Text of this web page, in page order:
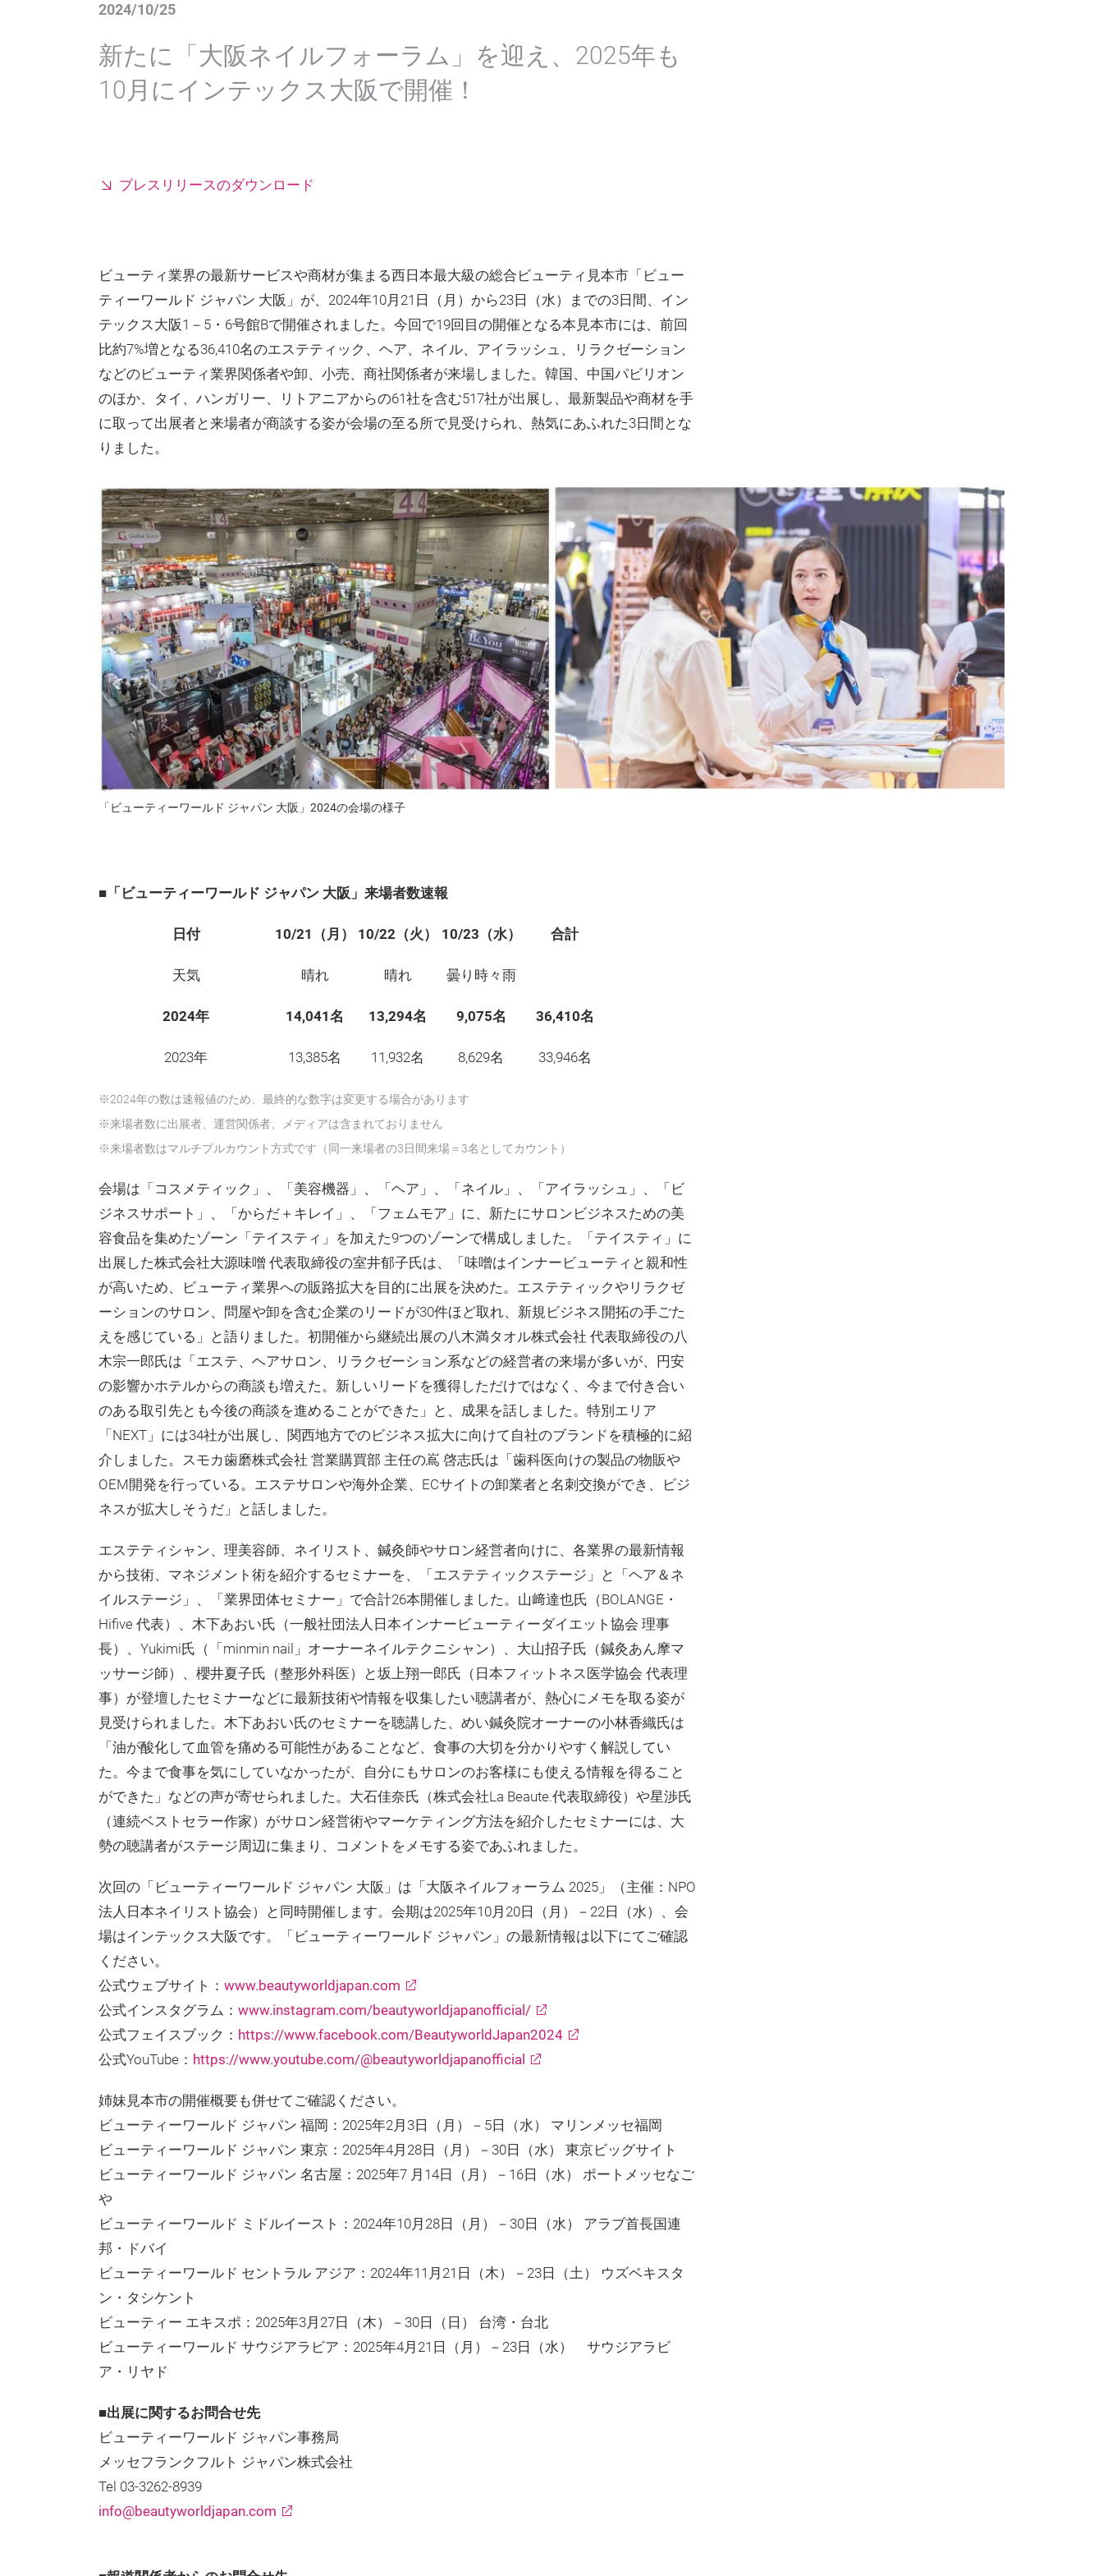
2024/10/25
新たに「大阪ネイルフォーラム」を迎え、2025年も
10月にインテックス大阪で開催！
プレスリリースのダウンロード
ビューティ業界の最新サービスや商材が集まる西日本最大級の総合ビューティ見本市「ビュー
ティーワールド ジャパン 大阪」が、2024年10月21日（月）から23日（水）までの3日間、イン
テックス大阪1－5・6号館Bで開催されました。今回で19回目の開催となる本見本市には、前回
比約7%増となる36,410名のエステティック、ヘア、ネイル、アイラッシュ、リラクゼーション
などのビューティ業界関係者や卸、小売、商社関係者が来場しました。韓国、中国パビリオン
のほか、タイ、ハンガリー、リトアニアからの61社を含む517社が出展し、最新製品や商材を手
に取って出展者と来場者が商談する姿が会場の至る所で見受けられ、熱気にあふれた3日間とな
りました。
「ビューティーワールド ジャパン 大阪」2024の会場の様子
■「ビューティーワールド ジャパン 大阪」来場者数速報
日付 10/21（月） 10/22（火） 10/23（水） 合計
天気 晴れ 晴れ 曇り時々雨
2024年 14,041名 13,294名 9,075名 36,410名
2023年 13,385名 11,932名 8,629名 33,946名
※2024年の数は速報値のため、最終的な数字は変更する場合があります
※来場者数に出展者、運営関係者、メディアは含まれておりません
※来場者数はマルチプルカウント方式です（同一来場者の3日間来場＝3名としてカウント）
会場は「コスメティック」、「美容機器」、「ヘア」、「ネイル」、「アイラッシュ」、「ビ
ジネスサポート」、「からだ＋キレイ」、「フェムモア」に、新たにサロンビジネスための美
容食品を集めたゾーン「テイスティ」を加えた9つのゾーンで構成しました。「テイスティ」に
出展した株式会社大源味噌 代表取締役の室井郁子氏は、「味噌はインナービューティと親和性
が高いため、ビューティ業界への販路拡大を目的に出展を決めた。エステティックやリラクゼ
ーションのサロン、問屋や卸を含む企業のリードが30件ほど取れ、新規ビジネス開拓の手ごた
えを感じている」と語りました。初開催から継続出展の八木満タオル株式会社 代表取締役の八
木宗一郎氏は「エステ、ヘアサロン、リラクゼーション系などの経営者の来場が多いが、円安
の影響かホテルからの商談も増えた。新しいリードを獲得しただけではなく、今まで付き合い
のある取引先とも今後の商談を進めることができた」と、成果を話しました。特別エリア
「NEXT」には34社が出展し、関西地方でのビジネス拡大に向けて自社のブランドを積極的に紹
介しました。スモカ歯磨株式会社 営業購買部 主任の嶌 啓志氏は「歯科医向けの製品の物販や
OEM開発を行っている。エステサロンや海外企業、ECサイトの卸業者と名刺交換ができ、ビジ
ネスが拡大しそうだ」と話しました。
エステティシャン、理美容師、ネイリスト、鍼灸師やサロン経営者向けに、各業界の最新情報
から技術、マネジメント術を紹介するセミナーを、「エステティックステージ」と「ヘア＆ネ
イルステージ」、「業界団体セミナー」で合計26本開催しました。山﨑達也氏（BOLANGE・
Hifive 代表）、木下あおい氏（一般社団法人日本インナービューティーダイエット協会 理事
長）、Yukimi氏（「minmin nail」オーナーネイルテクニシャン）、大山招子氏（鍼灸あん摩マ
ッサージ師）、櫻井夏子氏（整形外科医）と坂上翔一郎氏（日本フィットネス医学協会 代表理
事）が登壇したセミナーなどに最新技術や情報を収集したい聴講者が、熱心にメモを取る姿が
見受けられました。木下あおい氏のセミナーを聴講した、めい鍼灸院オーナーの小林香織氏は
「油が酸化して血管を痛める可能性があることなど、食事の大切を分かりやすく解説してい
た。今まで食事を気にしていなかったが、自分にもサロンのお客様にも使える情報を得ること
ができた」などの声が寄せられました。大石佳奈氏（株式会社La Beaute.代表取締役）や星渉氏
（連続ベストセラー作家）がサロン経営術やマーケティング方法を紹介したセミナーには、大
勢の聴講者がステージ周辺に集まり、コメントをメモする姿であふれました。
次回の「ビューティーワールド ジャパン 大阪」は「大阪ネイルフォーラム 2025」（主催：NPO
法人日本ネイリスト協会）と同時開催します。会期は2025年10月20日（月）－22日（水）、会
場はインテックス大阪です。「ビューティーワールド ジャパン」の最新情報は以下にてご確認
ください。
公式ウェブサイト： www.beautyworldjapan.com
公式インスタグラム： www.instagram.com/beautyworldjapanofficial/
公式フェイスブック： https://www.facebook.com/BeautyworldJapan2024
公式YouTube： https://www.youtube.com/@beautyworldjapanofficial
姉妹見本市の開催概要も併せてご確認ください。
ビューティーワールド ジャパン 福岡：2025年2月3日（月）－5日（水） マリンメッセ福岡
ビューティーワールド ジャパン 東京：2025年4月28日（月）－30日（水） 東京ビッグサイト
ビューティーワールド ジャパン 名古屋：2025年7 月14日（月）－16日（水） ポートメッセなご
や
ビューティーワールド ミドルイースト：2024年10月28日（月）－30日（水） アラブ首長国連
邦・ドバイ
ビューティーワールド セントラル アジア：2024年11月21日（木）－23日（土） ウズベキスタ
ン・タシケント
ビューティー エキスポ：2025年3月27日（木）－30日（日） 台湾・台北
ビューティーワールド サウジアラビア：2025年4月21日（月）－23日（水） サウジアラビ
ア・リヤド
■出展に関するお問合せ先
ビューティーワールド ジャパン事務局
メッセフランクフルト ジャパン株式会社
Tel 03-3262-8939
info@beautyworldjapan.com